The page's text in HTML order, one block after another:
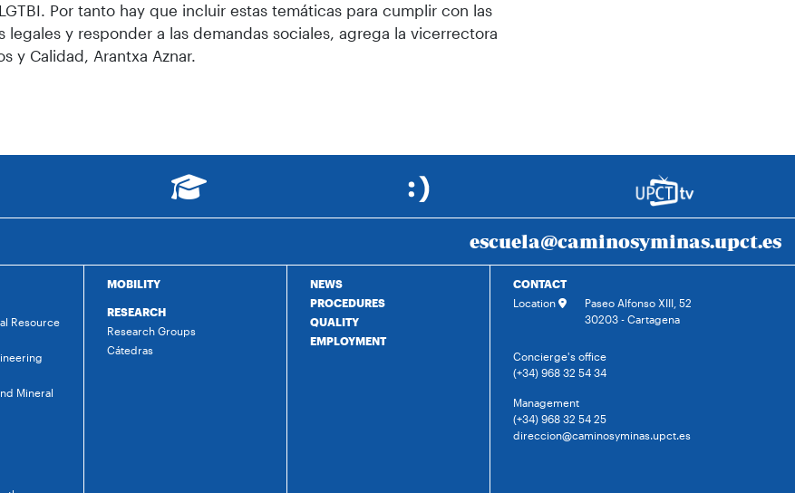
Por tanto hay que incluir estas temáticas para cumplir con las
legales y responder a las demandas sociales, agrega la vicerrectora
y Calidad, Arantxa Aznar.
escuela@caminosyminas.upct.es
Resource
Mineral
MOBILITY
RESEARCH
Research Groups
Cátedras
NEWS
PROCEDURES
QUALITY
EMPLOYMENT
CONTACT
Location
Paseo Alfonso XIII, 52
30203 - Cartagena
Concierge's office
(+34) 968 32 54 34
Management
(+34) 968 32 54 25
direccion@caminosyminas.upct.es